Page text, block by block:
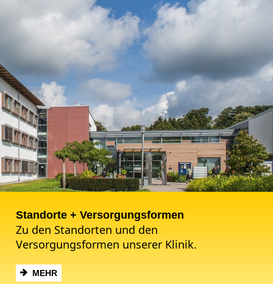
Standorte + Versorgungsformen
Zu den Standorten und den
Versorgungsformen unserer Klinik.
MEHR